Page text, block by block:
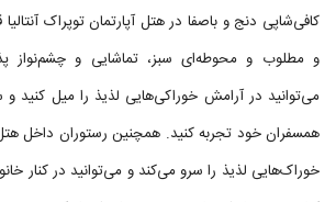
کافی‌شاپی دنج و باصفا در هتل آپارتمان توپراک
و مطلوب و محوطه‌ای سبز، تماشایی و چشم‌نواز
می‌توانید در آرامش خوراکی‌هایی لذیذ را میل کنید و
خوراک‌هایی لذیذ را سرو می‌کند و می‌توانید در کنار